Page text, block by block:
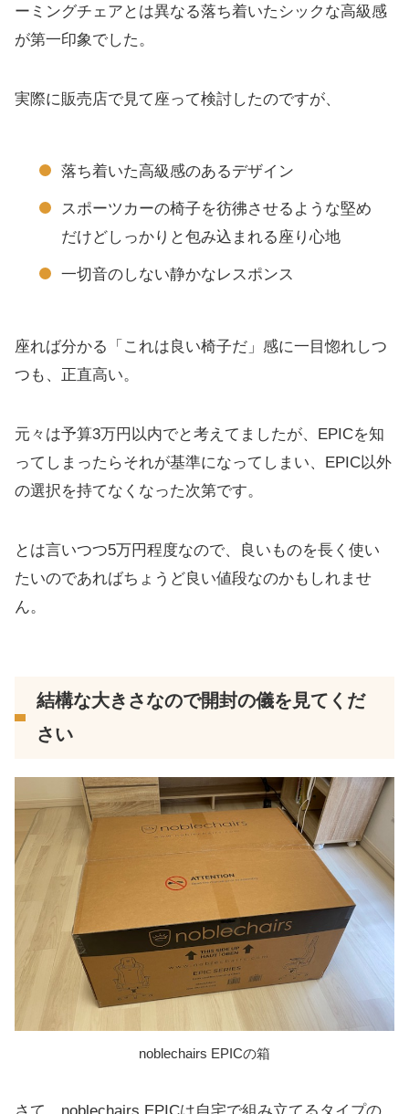
ーミングチェアとは異なる落ち着いたシックな高級感
が第一印象でした。
実際に販売店で見て座って検討したのですが、
落ち着いた高級感のあるデザイン
スポーツカーの椅子を彷彿させるような堅め
だけどしっかりと包み込まれる座り心地
一切音のしない静かなレスポンス
座れば分かる「これは良い椅子だ」感に一目惚れしつ
つも、正直高い。
元々は予算3万円以内でと考えてましたが、EPICを知
ってしまったらそれが基準になってしまい、EPIC以外
の選択を持てなくなった次第です。
とは言いつつ5万円程度なので、良いものを長く使い
たいのであればちょうど良い値段なのかもしれませ
ん。
結構な大きさなので開封の儀を見てくだ
さい
noblechairs EPICの箱